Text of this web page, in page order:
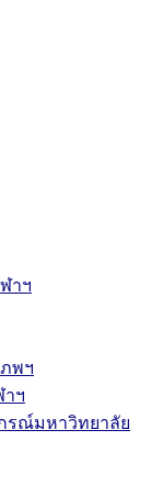
าฯ
พฯ
ฯ
รณ์มหาวิทยาลัย